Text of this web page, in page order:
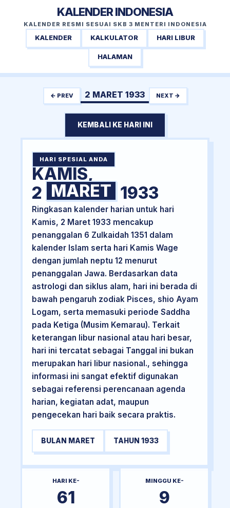
KALENDER INDONESIA
KALENDER RESMI SESUAI SKB 3 MENTERI INDONESIA
KALENDER KALKULATOR HARI LIBUR
HALAMAN
← PREV 2 MARET 1933 NEXT →
KEMBALI KE HARI INI
HARI SPESIAL ANDA
KAMIS,
2 MARET 1933
Ringkasan kalender harian untuk hari
Kamis, 2 Maret 1933 mencakup
penanggalan 6 Zulkaidah 1351 dalam
kalender Islam serta hari Kamis Wage
dengan jumlah neptu 12 menurut
penanggalan Jawa. Berdasarkan data
astrologi dan siklus alam, hari ini berada di
bawah pengaruh zodiak Pisces, shio Ayam
Logam, serta memasuki periode Saddha
pada Ketiga (Musim Kemarau). Terkait
keterangan libur nasional atau hari besar,
hari ini tercatat sebagai Tanggal ini bukan
merupakan hari libur nasional., sehingga
informasi ini sangat efektif digunakan
sebagai referensi perencanaan agenda
harian, kegiatan adat, maupun
pengecekan hari baik secara praktis.
BULAN MARET TAHUN 1933
HARI KE-
61
MINGGU KE-
9